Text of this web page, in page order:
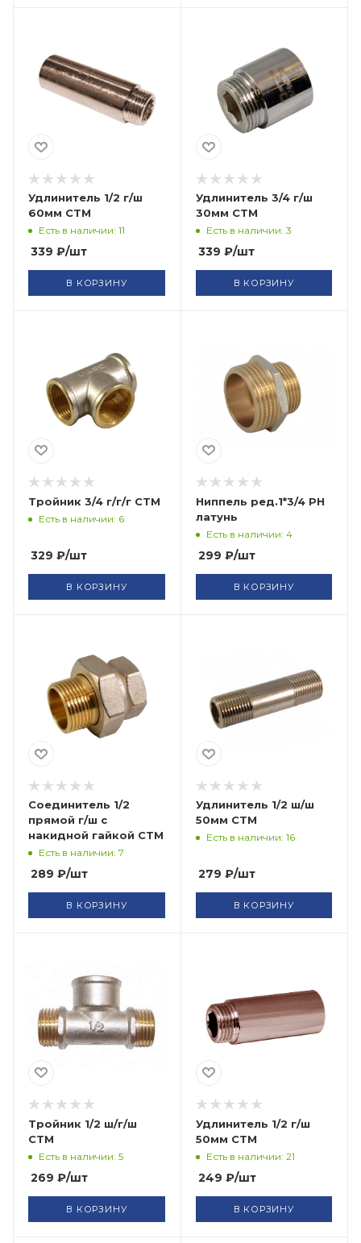
Удлинитель 1/2 г/ш
60мм СТМ
Есть в наличии: 11
339 ₽/шт
В КОРЗИНУ
Удлинитель 3/4 г/ш
30мм СТМ
Есть в наличии: 3
339 ₽/шт
В КОРЗИНУ
Тройник 3/4 г/г/г СТМ
Есть в наличии: 6
329 ₽/шт
В КОРЗИНУ
Ниппель ред.1*3/4 РН
латунь
Есть в наличии: 4
299 ₽/шт
В КОРЗИНУ
Соединитель 1/2
прямой г/ш с
накидной гайкой СТМ
Есть в наличии: 7
289 ₽/шт
В КОРЗИНУ
Удлинитель 1/2 ш/ш
50мм СТМ
Есть в наличии: 16
279 ₽/шт
В КОРЗИНУ
Тройник 1/2 ш/г/ш
СТМ
Есть в наличии: 5
269 ₽/шт
В КОРЗИНУ
Удлинитель 1/2 г/ш
50мм СТМ
Есть в наличии: 21
249 ₽/шт
В КОРЗИНУ